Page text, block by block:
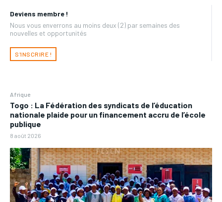
Deviens membre !
Nous vous enverrons au moins deux (2) par semaines des
nouvelles et opportunités
S'INSCRIRE !
Afrique
Togo : La Fédération des syndicats de l’éducation
nationale plaide pour un financement accru de l’école
publique
8 août 2026